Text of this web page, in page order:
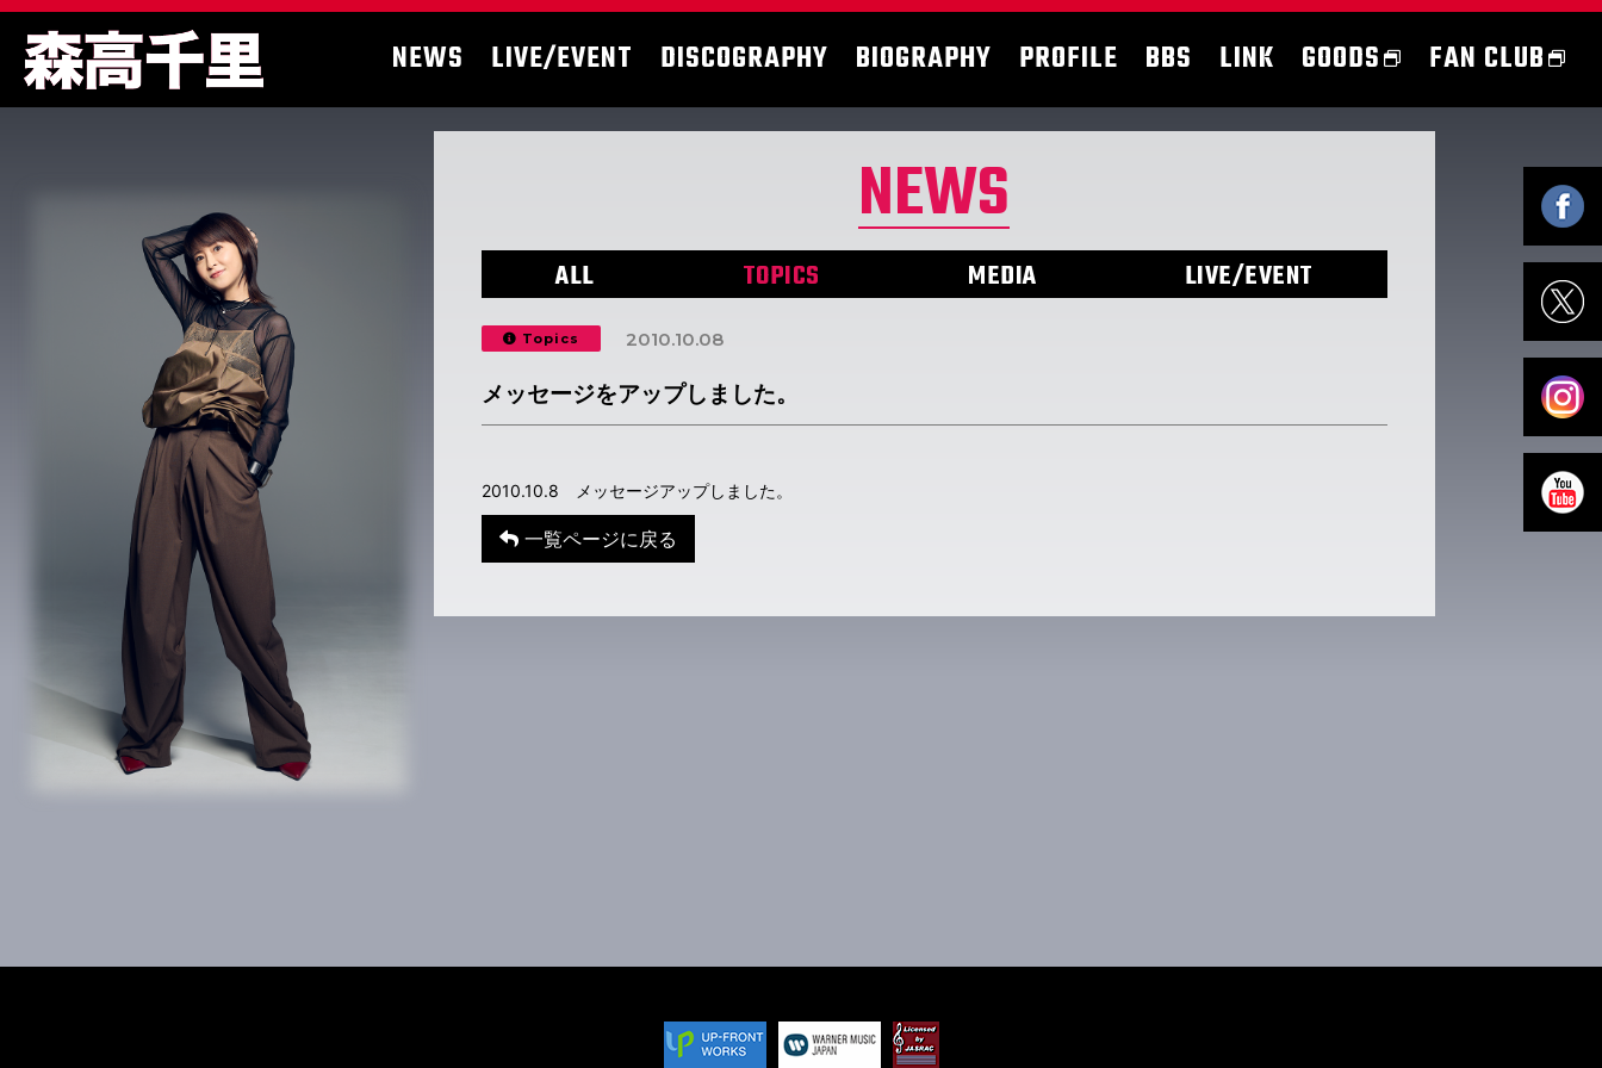
NEWS LIVE/EVENT DISCOGRAPHY BIOGRAPHY PROFILE BBS LINK GOODS FAN CLUB
NEWS
ALL TOPICS MEDIA LIVE/EVENT
Topics 2010.10.08
メッセージをアップしました。
2010.10.8 メッセージアップしました。
一覧ページに戻る